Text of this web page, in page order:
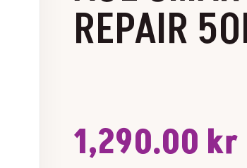
REPAIR
1,290.00 kr